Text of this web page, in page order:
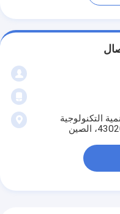
التكنولوجية